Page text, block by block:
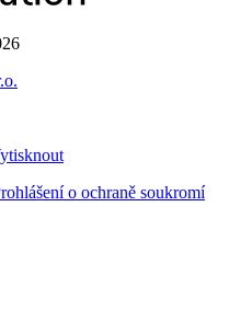
o ochraně soukromí